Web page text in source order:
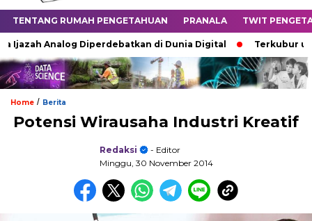
TENTANG RUMAH PENGETAHUAN PRANALA TWIT
Analog Diperdebatkan di Dunia Digital Terkubur untuk
Home / Berita
Potensi Wirausaha Industri Kreatif
Redaksi
- Editor
Minggu, 30 November 2014